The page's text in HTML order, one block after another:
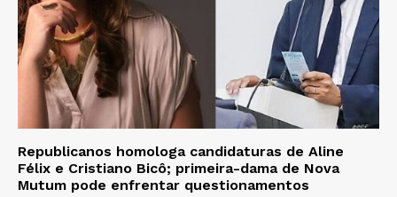
Republicanos homologa candidaturas de Aline
Félix e Cristiano Bicô; primeira-dama de Nova
Mutum pode enfrentar questionamentos